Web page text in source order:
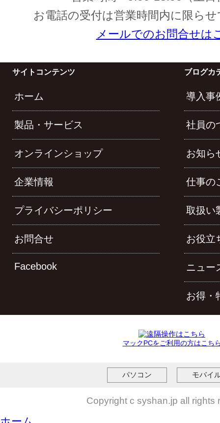
お電話の受付は営業時間内に限ら
メールでのお問合せは
サイトコンテンツ
ホーム
製品・サービス
オンラインショップ
企業情報
プライバシーポリシー
お問合せ
Facebook
ブログカ
導入事
社員の
お知ら
仕事の
取扱い
お役立
ニュー
お得・
マックPCをご利用の方はこち
パソコン モバイ
Copyright c syshan.jp all rights